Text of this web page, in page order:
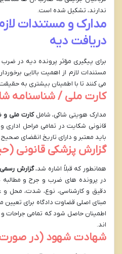
ندارند، تشکیل شده است.
مدارک و مستندات
دریافت دیه
برای پیگیری مؤثر پرونده دیه در ضرب
مستندات لازم از اهمیت بالایی
می کنند تا با اطمینان بیشتری به
کارت ملی / شناسنامه
مدارک هویتی شاکی، شاملکارت ملی و
قانونی شکایت در تمامی مراحل
باید معتبر و دارای تاریخ انقضای صحیح
گزارش پزشکی قانونی
همانطور که قبلاً اشاره شد،گزارش رسمی
در پرونده های ضرب و جرح و
دقیق و کارشناسی، نوع، شدت، محل
مبنای اصلی قضاوت دادگاه برای تعیین
اطمینان حاصل شود که تمامی جراحات
اند.
شهادت شهود (در